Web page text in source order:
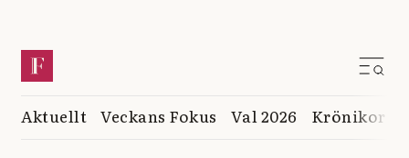
Aktuellt Veckans Fokus Val 2026 Krönikor